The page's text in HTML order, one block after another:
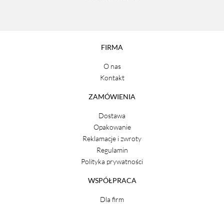
FIRMA
O nas
Kontakt
ZAMÓWIENIA
Dostawa
Opakowanie
Reklamacje i zwroty
Regulamin
Polityka prywatności
WSPÓŁPRACA
Dla firm